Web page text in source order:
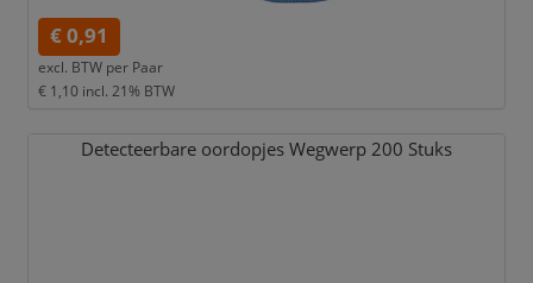
€ 0,91
excl. BTW per Paar
€ 1,10 incl. 21% BTW
Detecteerbare oordopjes Wegwerp 200 Stuks